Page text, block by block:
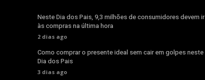
Neste Dia dos Pais, 9,3 milhões de consumidores devem ir
às compras na última hora
2 dias ago
Como comprar o presente ideal sem cair em golpes neste
Dia dos Pais
3 dias ago